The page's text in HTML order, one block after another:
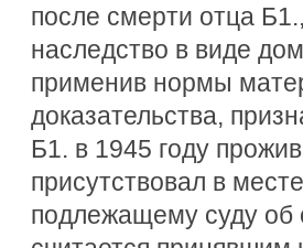
после смерти отца
наследство в виде
применив нормы
доказательства,
Б1. в 1945 году
присутствовал в
подлежащему суду об